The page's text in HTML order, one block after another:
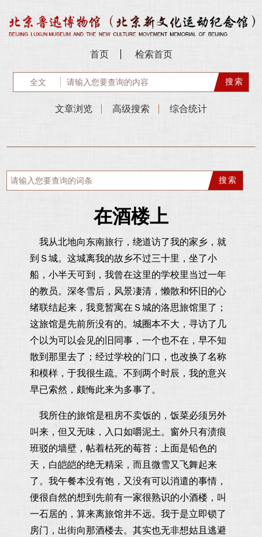
首页 检索首页
文章浏览 高级搜索 综合统计
在酒楼上
我从北地向东南旅行，绕道访了我的家乡，就
到Ｓ城。这城离我的故乡不过三十里，坐了小
船，小半天可到，我曾在这里的学校里当过一年
的教员。深冬雪后，风景凄清，懒散和怀旧的心
绪联结起来，我竟暂寓在Ｓ城的洛思旅馆里了；
这旅馆是先前所没有的。城圈本不大，寻访了几
个以为可以会见的旧同事，一个也不在，早不知
散到那里去了；经过学校的门口，也改换了名称
和模样，于我很生疏。不到两个时辰，我的意兴
早已索然，颇悔此来为多事了。
我所住的旅馆是租房不卖饭的，饭菜必须另外
叫来，但又无味，入口如嚼泥土。窗外只有渍痕
班驳的墙壁，帖着枯死的莓苔；上面是铅色的
天，白皑皑的绝无精采，而且微雪又飞舞起来
了。我午餐本没有饱，又没有可以消遣的事情，
便很自然的想到先前有一家很熟识的小酒楼，叫
一石居的，算来离旅馆并不远。我于是立即锁了
房门，出街向那酒楼去。其实也无非想姑且逃避